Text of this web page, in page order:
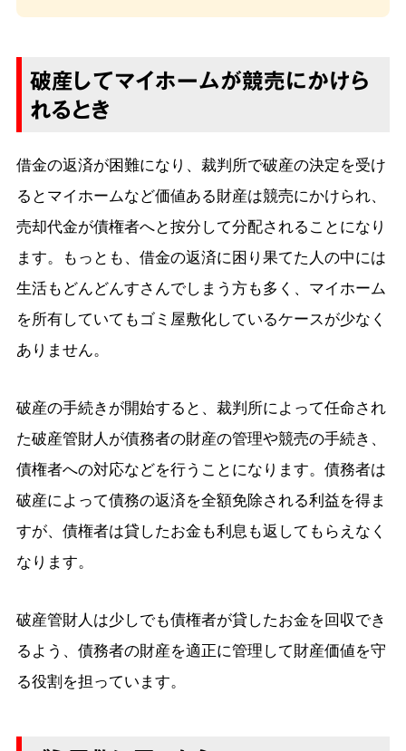
破産してマイホームが競売にかけら
れるとき
借金の返済が困難になり、裁判所で破産の決定を受け
るとマイホームなど価値ある財産は競売にかけられ、
売却代金が債権者へと按分して分配されることになり
ます。もっとも、借金の返済に困り果てた人の中には
生活もどんどんすさんでしまう方も多く、マイホーム
を所有していてもゴミ屋敷化しているケースが少なく
ありません。
破産の手続きが開始すると、裁判所によって任命され
た破産管財人が債務者の財産の管理や競売の手続き、
債権者への対応などを行うことになります。債務者は
破産によって債務の返済を全額免除される利益を得ま
すが、債権者は貸したお金も利息も返してもらえなく
なります。
破産管財人は少しでも債権者が貸したお金を回収でき
るよう、債務者の財産を適正に管理して財産価値を守
る役割を担っています。